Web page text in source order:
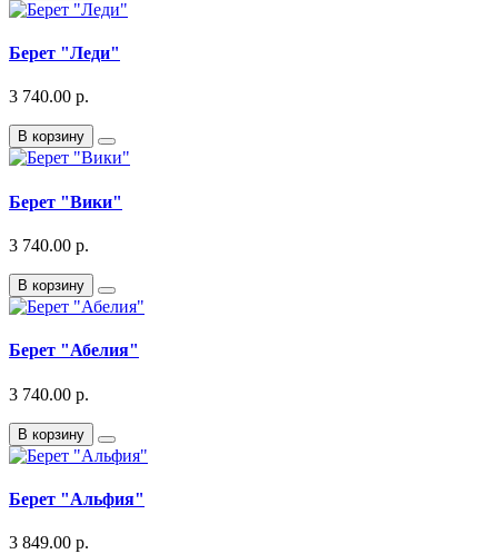
Берет "Леди"
3 740.00 р.
В корзину
Берет "Вики"
3 740.00 р.
В корзину
Берет "Абелия"
3 740.00 р.
В корзину
Берет "Альфия"
3 849.00 р.